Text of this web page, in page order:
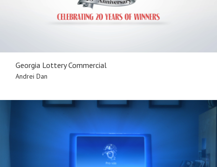
Georgia Lottery Commercial
Andrei Dan